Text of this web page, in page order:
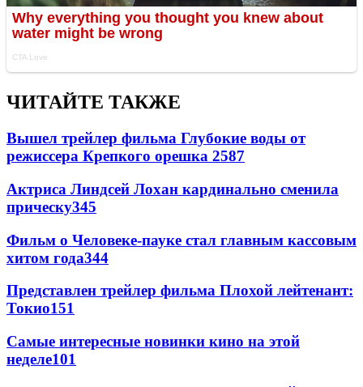
ЧИТАЙТЕ ТАКЖЕ
Вышел трейлер фильма Глубокие воды от
режиссера Крепкого орешка 2587
Актриса Линдсей Лохан кардинально сменила
прическу345
Фильм о Человеке-пауке стал главным кассовым
хитом года344
Представлен трейлер фильма Плохой лейтенант:
Токио151
Самые интересные новинки кино на этой
неделе101